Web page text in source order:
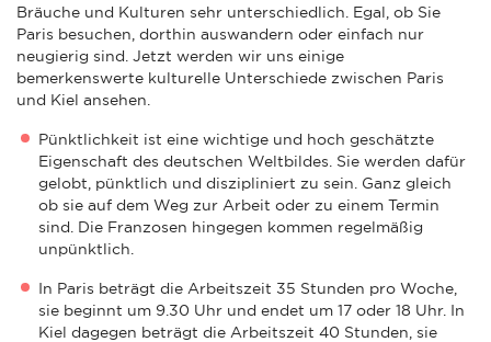
Bräuche und Kulturen sehr unterschiedlich. Egal, ob Sie
Paris besuchen, dorthin auswandern oder einfach nur
neugierig sind. Jetzt werden wir uns einige
bemerkenswerte kulturelle Unterschiede zwischen Paris
und Kiel ansehen.
Pünktlichkeit ist eine wichtige und hoch geschätzte
Eigenschaft des deutschen Weltbildes. Sie werden dafür
gelobt, pünktlich und diszipliniert zu sein. Ganz gleich
ob sie auf dem Weg zur Arbeit oder zu einem Termin
sind. Die Franzosen hingegen kommen regelmäßig
unpünktlich.
In Paris beträgt die Arbeitszeit 35 Stunden pro Woche,
sie beginnt um 9.30 Uhr und endet um 17 oder 18 Uhr. In
Kiel dagegen beträgt die Arbeitszeit 40 Stunden, sie